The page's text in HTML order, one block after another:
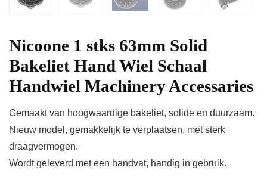
Nicoone 1 stks 63mm Solid
Bakeliet Hand Wiel Schaal
Handwiel Machinery Accessaries
Gemaakt van hoogwaardige bakeliet, solide en duurzaam.
Nieuw model, gemakkelijk te verplaatsen, met sterk
draagvermogen.
Wordt geleverd met een handvat, handig in gebruik.